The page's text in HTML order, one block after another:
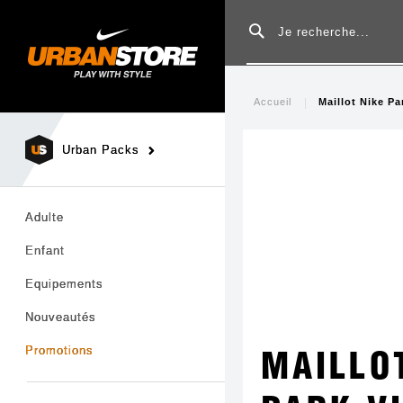
Urban Packs
Adulte
Enfant
Equipements
Nouveautés
Promotions
Rechercher
Accueil Maillot Nike